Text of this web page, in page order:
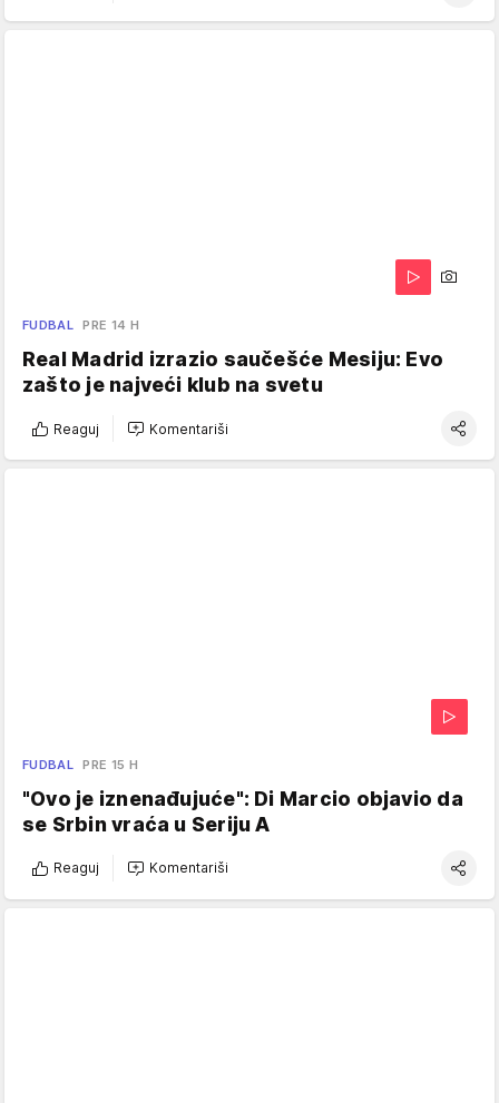
FUDBAL PRE 14 H
Real Madrid izrazio saučešće Mesiju: Evo
zašto je najveći klub na svetu
Reaguj Komentariši
FUDBAL PRE 15 H
"Ovo je iznenađujuće": Di Marcio objavio da
se Srbin vraća u Seriju A
Reaguj Komentariši